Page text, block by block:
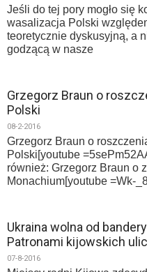
Jeśli do tej pory mogło się
wasalizacja Polski
teoretycznie dyskusyjną, a
godzącą w nasze
Grzegorz Braun o
Polski
08-2-2016
Grzegorz Braun o
Polski[youtube
również: Grzegorz Braun o
Monachium[youtube =Wk-
Ukraina wolna od
Patronami kijowskich
07-8-2016